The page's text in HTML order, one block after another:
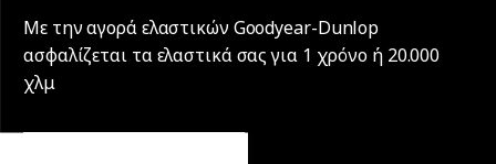
Με την αγορά ελαστικών Goodyear-Dunlop
ασφαλίζεται τα ελαστικά σας για 1 χρόνο ή 20.000
χλμ